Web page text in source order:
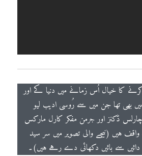
کا خیال اُس زمانے میں دنیا کے اور
بھی تھا جن میں سے رُوسی ادیب لیو
چارلس ڈکنز اور جرمن مفکر کارل مارکس
ہیں (نیچے والی تصویر میں سر سید
دائیں سے بائیں دکھائی دے رہے ہیں)۔